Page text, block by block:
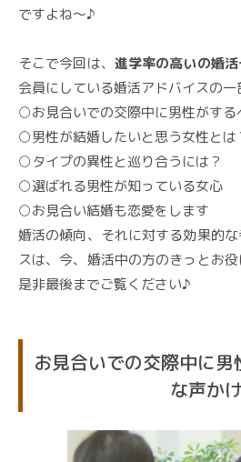
ですよね〜♪
そこで今回は、 進学率の高いの婚
会員にしている婚活アドバイスの一
○お見合いでの交際中に男性がする
○男性が結婚したいと思う女性とは
○タイプの異性と巡り合うには？
○選ばれる男性が知っている女心
○お見合い結婚も恋愛をします
婚活の傾向、それに対する効果的
スは、今、婚活中の方のきっとお役
是非最後までご覧ください♪
お見合いでの交際中に
な声かけ